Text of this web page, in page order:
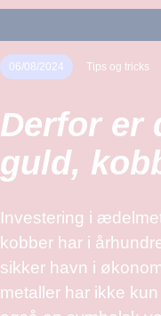
06/08/2024 Tips og tricks
Derfor er
guld,
Investering i
kobber har i
sikker havn i
metaller har ikke